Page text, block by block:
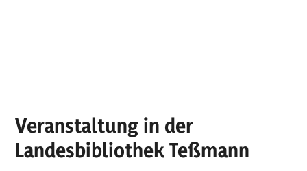
Veranstaltung in der
Landesbibliothek Teßmann